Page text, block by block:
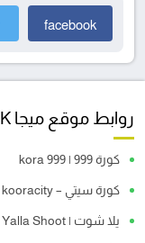
facebook
روابط موقع ميجا 4K
كورة 999 | kora 999
كورة سيتي – kooracity
يلا شوت | Yalla Shoot